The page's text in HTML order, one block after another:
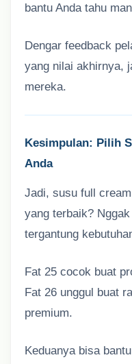
bantu Anda tahu
Dengar feedback
yang nilai akhirnya,
mereka.
Kesimpulan: Pilih
Anda
Jadi, susu full
yang terbaik?
tergantung
Fat 25 cocok buat
Fat 26 unggul buat
premium.
Keduanya bisa